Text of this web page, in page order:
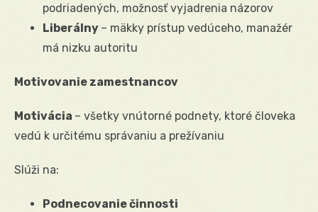
podriadených, možnosť vyjadrenia názorov
Liberálny – mäkky prístup vedúceho, manažér
má nizku autoritu
Motivovanie zamestnancov
Motivácia – všetky vnútorné podnety, ktoré človeka
vedú k určitému správaniu a prežívaniu
Slúži na:
Podnecovanie činnosti